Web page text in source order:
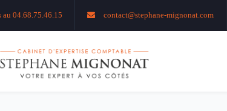
au 04.68.75.46.15 contact@stephane-mignonat.com